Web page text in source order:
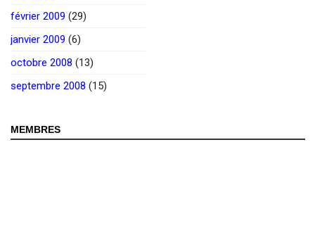
février 2009 (29)
janvier 2009 (6)
octobre 2008 (13)
septembre 2008 (15)
MEMBRES